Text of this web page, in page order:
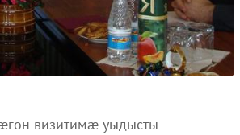
визитимæ уыдысты